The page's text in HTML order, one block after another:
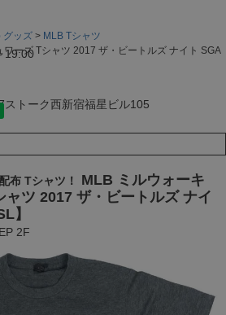
19:00
トーク西新宿福星ビル105
2F
19:00
1丁目6番14号
グッズ
MLB Tシャツ
ーズ Tシャツ 2017 ザ・ビートルズ ナイト SGA
布 Tシャツ！
MLB ミルウォーキ
ツ 2017 ザ・ビートルズ ナイ
】